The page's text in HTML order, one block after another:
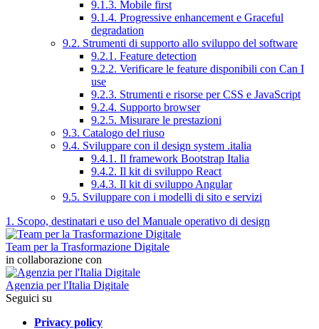
9.1.3. Mobile first
9.1.4. Progressive enhancement e Graceful
degradation
9.2. Strumenti di supporto allo sviluppo del software
9.2.1. Feature detection
9.2.2. Verificare le feature disponibili con Can I
use
9.2.3. Strumenti e risorse per CSS e JavaScript
9.2.4. Supporto browser
9.2.5. Misurare le prestazioni
9.3. Catalogo del riuso
9.4. Sviluppare con il design system .italia
9.4.1. Il framework Bootstrap Italia
9.4.2. Il kit di sviluppo React
9.4.3. Il kit di sviluppo Angular
9.5. Sviluppare con i modelli di sito e servizi
1. Scopo, destinatari e uso del Manuale operativo di design
Team per la Trasformazione Digitale
in collaborazione con
Agenzia per l'Italia Digitale
Seguici su
Privacy policy